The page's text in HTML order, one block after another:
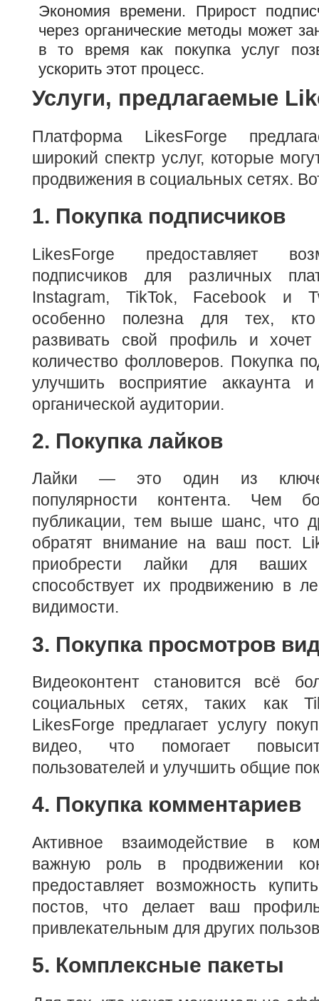
Экономия времени. Прирост
через органические методы может
в то время как покупка услуг
ускорить этот процесс.
Услуги, предлагаемые
Платформа LikesForge
широкий спектр услуг, которые
продвижения в социальных сетях.
1. Покупка подписчиков
LikesForge предоставляет
подписчиков для различных
Instagram, TikTok, Facebook и
особенно полезна для тех,
развивать свой профиль и хочет
количество фолловеров. Покупка
улучшить восприятие аккаунта
органической аудитории.
2. Покупка лайков
Лайки — это один из
популярности контента. Чем
публикации, тем выше шанс, что
обратят внимание на ваш пост.
приобрести лайки для ваших
способствует их продвижению в
видимости.
3. Покупка просмотров
Видеоконтент становится всё
социальных сетях, таких как
LikesForge предлагает услугу
видео, что помогает
пользователей и улучшить общие
4. Покупка комментариев
Активное взаимодействие в
важную роль в продвижении
предоставляет возможность
постов, что делает ваш
привлекательным для других
5. Комплексные пакеты